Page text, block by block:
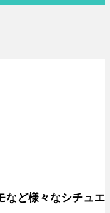
など様々なシチュエ